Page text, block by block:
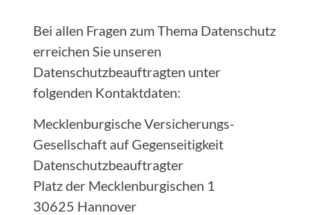
Bei allen Fragen zum Thema Datenschutz
erreichen Sie unseren
Datenschutzbeauftragten unter
folgenden Kontaktdaten:
Mecklenburgische Versicherungs-
Gesellschaft auf Gegenseitigkeit
Datenschutzbeauftragter
Platz der Mecklenburgischen 1
30625 Hannover